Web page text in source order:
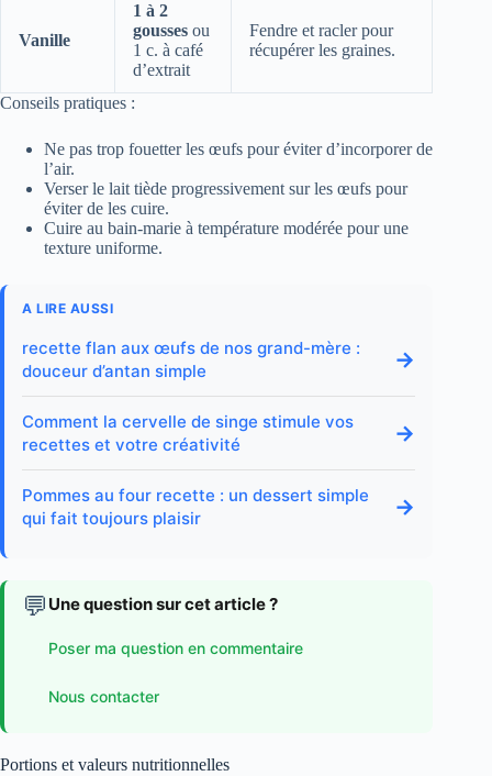
Vanille
1 à 2
gousses ou
1 c. à café
d’extrait
Fendre et racler pour
récupérer les graines.
Conseils pratiques :
Ne pas trop fouetter les œufs pour éviter d’incorporer de
l’air.
Verser le lait tiède progressivement sur les œufs pour
éviter de les cuire.
Cuire au bain-marie à température modérée pour une
texture uniforme.
A LIRE AUSSI
recette flan aux œufs de nos grand-mère :
douceur d’antan simple
→
Comment la cervelle de singe stimule vos
recettes et votre créativité
→
Pommes au four recette : un dessert simple
qui fait toujours plaisir
→
💬 Une question sur cet article ?
Poser ma question en commentaire
Nous contacter
Portions et valeurs nutritionnelles